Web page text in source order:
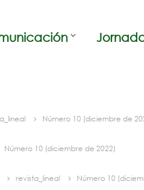
Número 10 (diciembre de
Número 10 (diciembre de 2022)
revista_lineal Número 10